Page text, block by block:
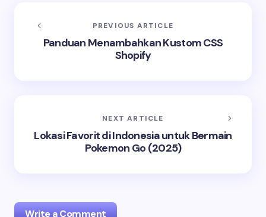
PREVIOUS ARTICLE
Panduan Menambahkan Kustom CSS
Shopify
NEXT ARTICLE
Lokasi Favorit di Indonesia untuk Bermain
Pokemon Go (2025)
Write a Comment